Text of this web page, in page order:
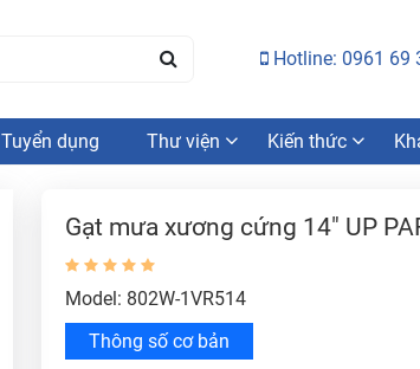
Hotline: 0961 69
Tuyển dụng Thư viện Kiến thức
Gạt mưa xương cứng 14" UP
Model: 802W-1VR514
Thông số cơ bản